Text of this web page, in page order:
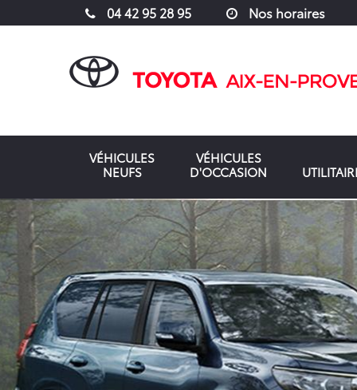
04 42 95 28 95 Nos horaires
VÉHICULES
NEUFS
VÉHICULES
D'OCCASION